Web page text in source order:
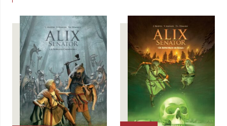
20,99 €.14,69 €.